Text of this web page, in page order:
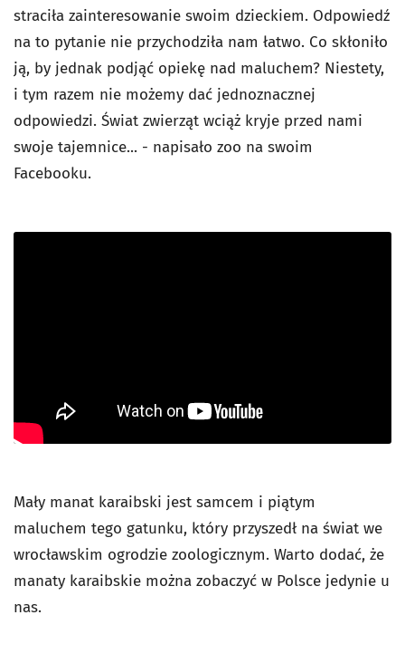
straciła zainteresowanie swoim dzieckiem. Odpowiedź
na to pytanie nie przychodziła nam łatwo. Co skłoniło
ją, by jednak podjąć opiekę nad maluchem? Niestety,
i tym razem nie możemy dać jednoznacznej
odpowiedzi. Świat zwierząt wciąż kryje przed nami
swoje tajemnice... - napisało zoo na swoim
Facebooku.
Mały manat karaibski jest samcem i piątym
maluchem tego gatunku, który przyszedł na świat we
wrocławskim ogrodzie zoologicznym. Warto dodać, że
manaty karaibskie można zobaczyć w Polsce jedynie u
nas.